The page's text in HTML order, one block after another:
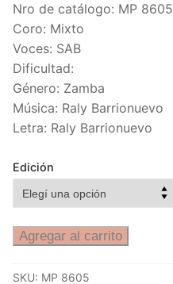
Nro de catálogo: MP 8605
Coro: Mixto
Voces: SAB
Dificultad:
Género: Zamba
Música: Raly Barrionuevo
Letra: Raly Barrionuevo
Edición
Agregar al carrito
SKU: MP 8605